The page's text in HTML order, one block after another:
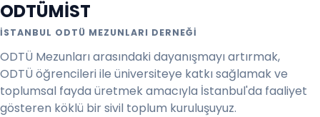
ODTÜMİST
İSTANBUL ODTÜ MEZUNLARI DERNEĞI
ODTÜ Mezunları arasındaki dayanışmayı artırmak,
ODTÜ öğrencileri ile üniversiteye katkı sağlamak ve
toplumsal fayda üretmek amacıyla İstanbul'da faaliyet
gösteren köklü bir sivil toplum kuruluşuyuz.